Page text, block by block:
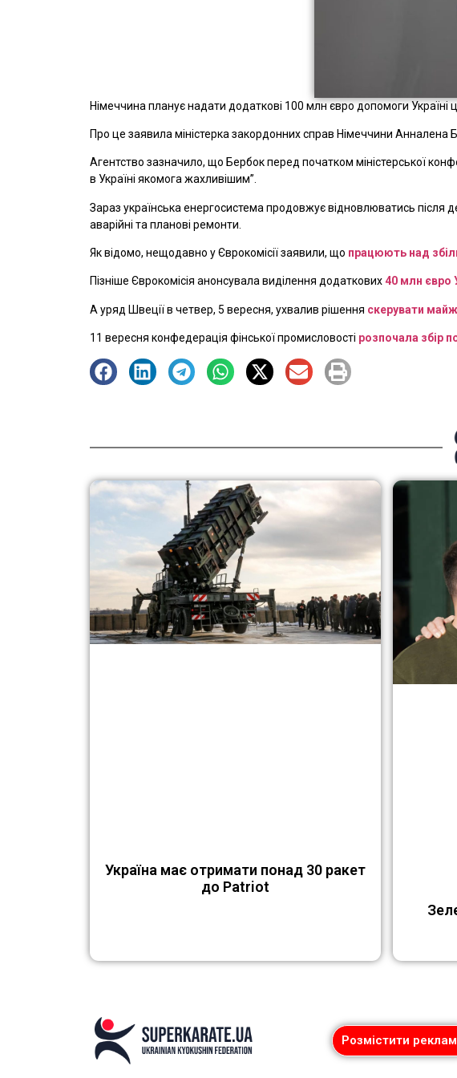
Німеччина планує надати додаткові 100 млн євро допомоги Україні
Про це заявила міністерка закордонних справ Німеччини Анналена
Агентство зазначило, що Бербок перед початком міністерської
в Україні якомога жахливішим”.
Зараз українська енергосистема продовжує відновлюватись після
аварійні та планові ремонти.
Як відомо, нещодавно у Єврокомісії заявили, що працюють над
Пізніше Єврокомісія анонсувала виділення додаткових40 млн євро
А уряд Швеції в четвер, 5 вересня, ухвалив рішення скерувати
11 вересня конфедерація фінської промисловості розпочала збір
Україна має отримати понад 30 ракет
до Patriot
Розмістити